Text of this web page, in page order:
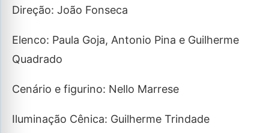
Direção: João Fonseca
Elenco: Paula Goja, Antonio Pina e Guilherme
Quadrado
Cenário e figurino: Nello Marrese
Iluminação Cênica: Guilherme Trindade